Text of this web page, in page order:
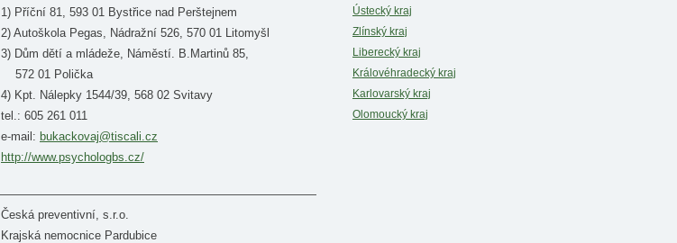
Ústecký kraj
Zlínský kraj
Liberecký kraj
Královéhradecký kraj
Karlovarský kraj
Olomoucký kraj
1) Příční 81, 593 01 Bystřice nad Perštejnem
2) Autoškola Pegas, Nádražní 526, 570 01 Litomyšl
3) Dům dětí a mládeže, Náměstí. B.Martinů 85,
572 01 Polička
4) Kpt. Nálepky 1544/39, 568 02 Svitavy
tel.: 605 261 011
e-mail: bukackovaj@tiscali.cz
http://www.psychologbs.cz/
Česká preventivní, s.r.o.
Krajská nemocnice Pardubice